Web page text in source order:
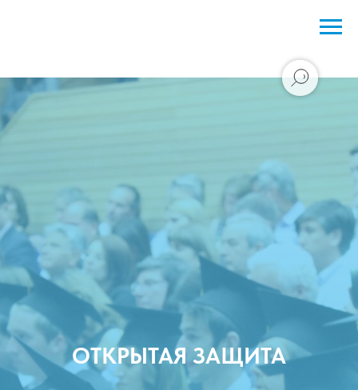
ОТКРЫТАЯ ЗАЩИТА